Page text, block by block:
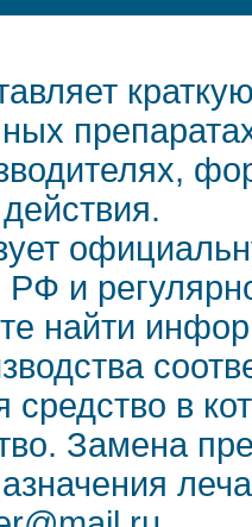
и
найти
средство в
Замена